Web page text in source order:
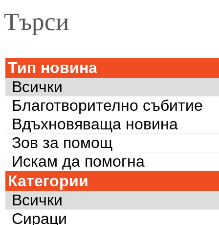
Търси
Тип новина
Всички
Благотворително събитие
Вдъхновяваща новина
Зов за помощ
Искам да помогна
Категории
Всички
Сираци